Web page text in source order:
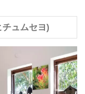
ュムセヨ)